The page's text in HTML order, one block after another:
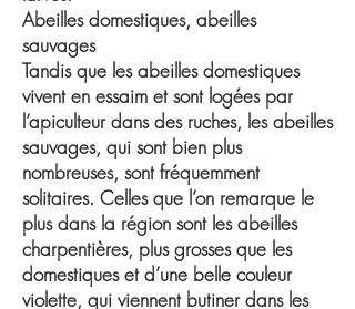
Abeilles domestiques, abeilles
sauvages
Tandis que les abeilles domestiques
vivent en essaim et sont logées par
l’apiculteur dans des ruches, les abeilles
sauvages, qui sont bien plus
nombreuses, sont fréquemment
solitaires. Celles que l’on remarque le
plus dans la région sont les abeilles
charpentières, plus grosses que les
domestiques et d’une belle couleur
violette, qui viennent butiner dans les